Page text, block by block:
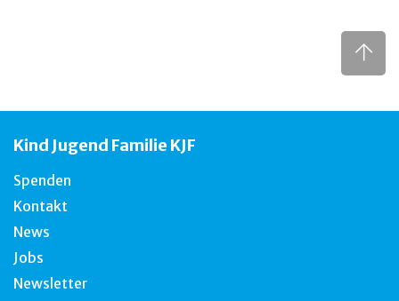
Kind Jugend Familie KJF
Spenden
Kontakt
News
Jobs
Newsletter